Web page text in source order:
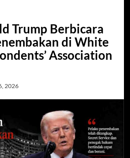
Trump Berbicara
di White
Association
2026